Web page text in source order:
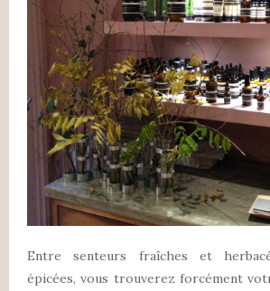
Entre senteurs fraîches et
épicées, vous trouverez forcément